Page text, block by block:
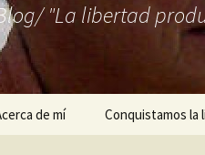
"La libertad
de mí Conquistamos la